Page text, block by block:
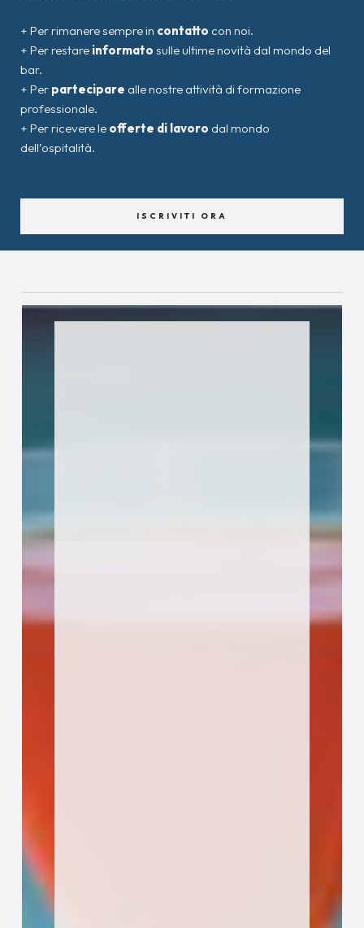
+ Per rimanere sempre in contatto con noi.
+ Per restare informato sulle ultime novità dal mondo del
bar.
+ Per partecipare alle nostre attività di formazione
professionale.
+ Per ricevere le offerte di lavoro dal mondo
dell’ospitalità.
ISCRIVITI ORA